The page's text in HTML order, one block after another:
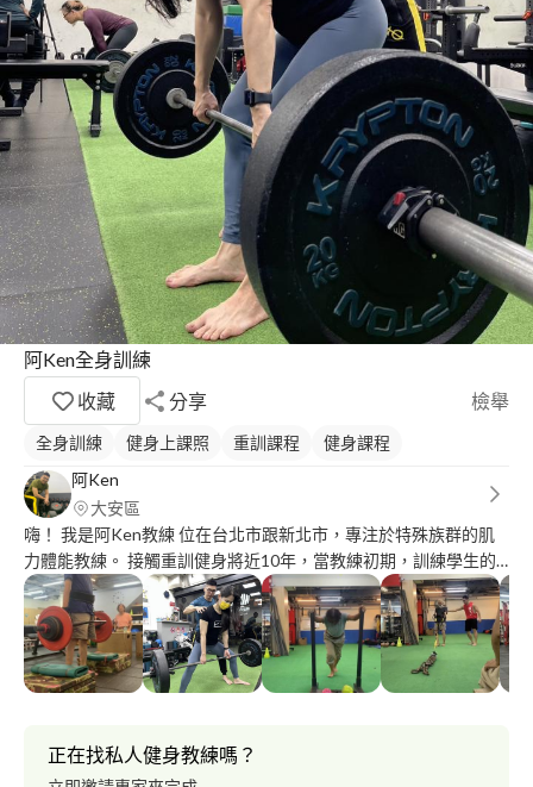
阿Ken全身訓練
收藏
分享 檢舉
全身訓練 健身上課照 重訓課程
健身課程
阿Ken
大安區
‍嗨！ 我是阿Ken教練 位在台北市跟新北市，專注於特殊族群的肌
力體能教練。 接觸重訓健身將近10年，當教練初期，訓練學生的
方向都關於偏向時尚肌肉，健美的體態雕塑方式，並且進行各種飲
食控制與訓練。 後續接受關於肌力體能與抗老化方面的訓練，深
切的感受到，重量訓練不只在一般族群能夠錦上添花，在特殊族群
更是雪中送炭，希望大家的靈魂都能住在自己打造的豪宅裡自由綻
放。
正在找私人健身教練嗎？